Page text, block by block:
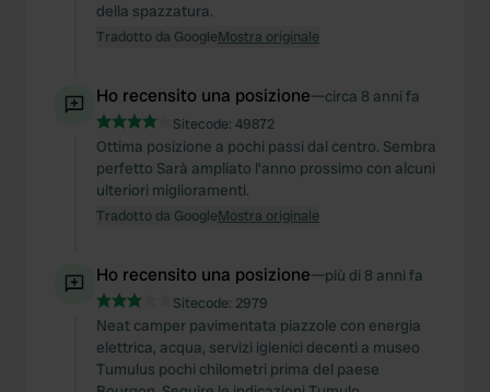
della spazzatura.
Tradotto da GoogleMostra originale
Ho recensito una posizione—circa 8 anni fa
Sitecode: 49872
Ottima posizione a pochi passi dal centro. Sembra
perfetto Sarà ampliato l'anno prossimo con alcuni
ulteriori miglioramenti.
Tradotto da GoogleMostra originale
Ho recensito una posizione—più di 8 anni fa
Sitecode: 2979
Neat camper pavimentata piazzole con energia
elettrica, acqua, servizi igienici decenti a museo
Tumulus pochi chilometri prima del paese